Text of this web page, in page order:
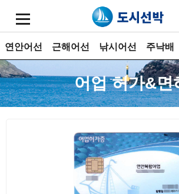
연안어선 근해어선 낚시어선 주낙배
어업 허가&면